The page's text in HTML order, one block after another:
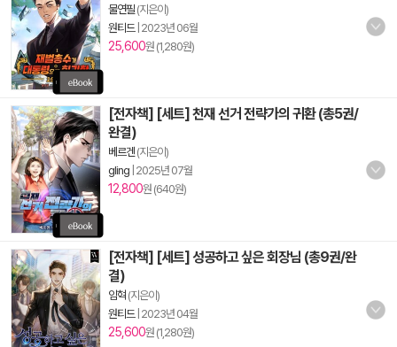
물연필 (지은이)
원티드| 2023년 06월
25,600원 (1,280원)
[전자책] [세트] 천재 선거 전략가의 귀환 (총5권/
완결)
베르겐 (지은이)
gling 2025년 07월
12,800원 (640원)
[전자책] [세트] 성공하고 싶은 회장님 (총9권/완
결)
임혁 (지은이)
원티드| 2023년 04월
25,600원 (1,280원)